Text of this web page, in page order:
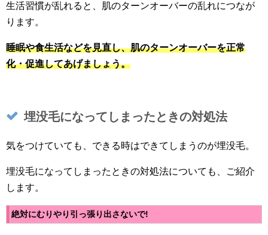
生活習慣が乱れると、肌のターンオーバーの乱れにつなが
ります。
睡眠や食生活などを見直し、肌のターンオーバーを正常
化・促進してあげましょう。
埋没毛になってしまったときの対処法
気をつけていても、できる時はできてしまうのが埋没毛。
埋没毛になってしまったときの対処法についても、ご紹介
します。
絶対にむりやり引っ張り出さないで!